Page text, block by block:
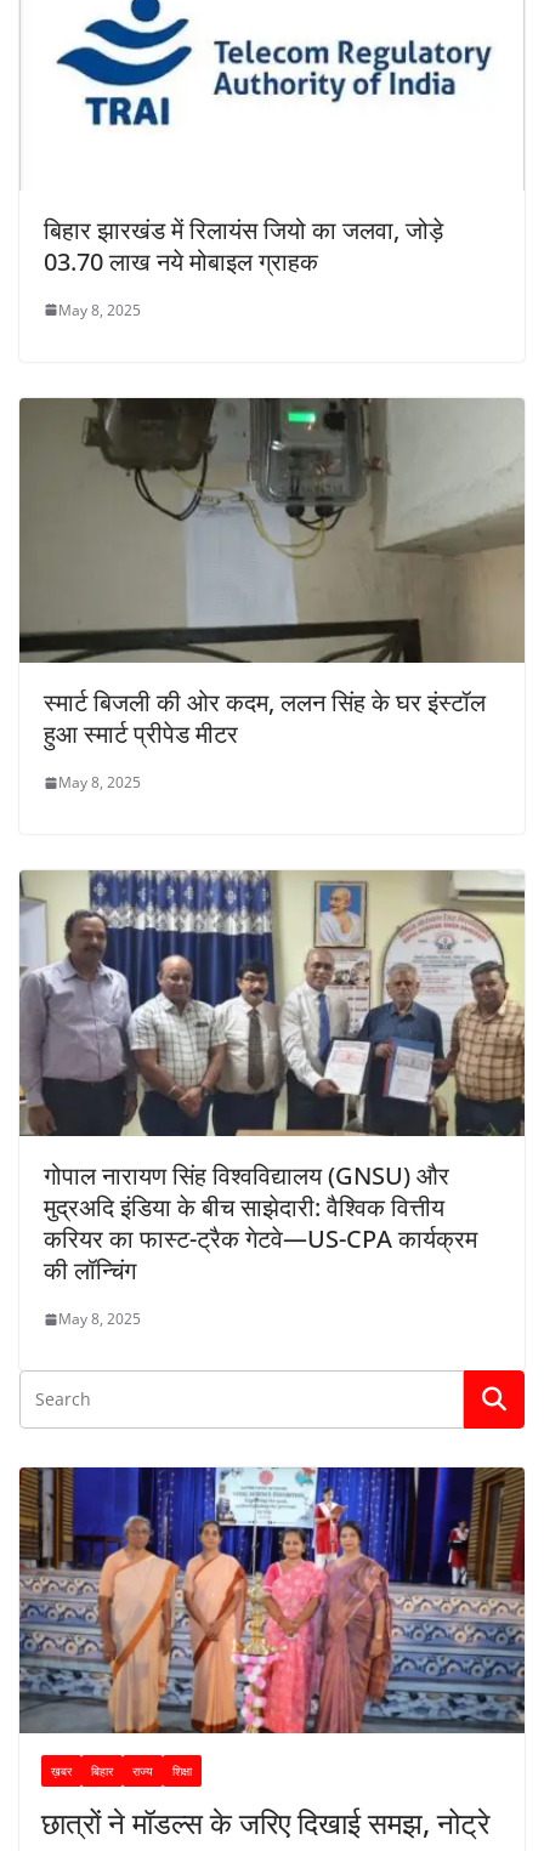
बिहार झारखंड में रिलायंस जियो का जलवा, जोड़े
03.70 लाख नये मोबाइल ग्राहक
May 8, 2025
स्मार्ट बिजली की ओर कदम, ललन सिंह के घर इंस्टॉल
हुआ स्मार्ट प्रीपेड मीटर
May 8, 2025
गोपाल नारायण सिंह विश्वविद्यालय (GNSU) और
मुद्रअदि इंडिया के बीच साझेदारी: वैश्विक वित्तीय
करियर का फास्ट-ट्रैक गेटवे—US-CPA कार्यक्रम
की लॉन्चिंग
May 8, 2025
ख़बर बिहार राज्य शिक्षा
छात्रों ने मॉडल्स के जरिए दिखाई समझ, नोट्रे